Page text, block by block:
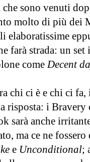
che sono venuti
molto di più dei
elaboratissime
farà strada: un
comeDecent
chi ci è e chi ci
risposta: i Bravery
sarà anche
ma ce ne
e Unconditional;